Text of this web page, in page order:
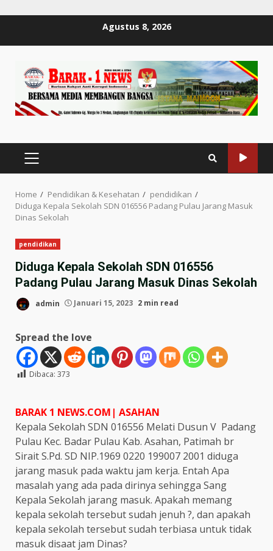
Agustus 8, 2026
PRIMARY
MENU
Home Pendidikan & Kesehatan
pendidikan
Diduga Kepala Sekolah SDN 016556 Padang Pulau Jarang Masuk
Dinas Sekolah
pendidikan
Diduga Kepala Sekolah SDN 016556
Padang Pulau Jarang Masuk Dinas Sekolah
admin Januari 15, 2023 2 min read
Spread the love
Dibaca: 373
BARAK 1 NEWS.COM| ASAHAN
Kepala Sekolah SDN 016556 Melati Dusun V Padang
Pulau Kec. Badar Pulau Kab. Asahan, Patimah br
Sirait S.Pd. SD NIP.1969 0220 199007 2001 diduga
jarang masuk pada waktu jam kerja. Entah Apa
masalah yang ada pada dirinya sehingga Sang
Kepala Sekolah jarang masuk. Apakah memang
kepala sekolah tersebut sudah jenuh ?, dan apakah
kepala sekolah tersebut sudah terbiasa untuk tidak
masuk disaat jam Dinas?